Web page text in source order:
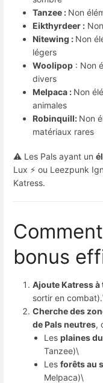
Tanzee : Non
Eikthyrdeer :
Nitewing : Non
légers
Woolipop : Non
divers
Melpaca : Non
animales
Robinquill: Non
matériaux rares
⚠️ Les Pals ayant un
Lux ⚡ ou Leezpunk
Katress.
bonus
Ajoute Katress
sortir en
Cherche des
de Pals neutres,
Les plaines
Tanzee)\
Les forêts au
Melpaca)\